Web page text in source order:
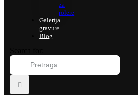
za
rolere
Galerija
gravure
Blog